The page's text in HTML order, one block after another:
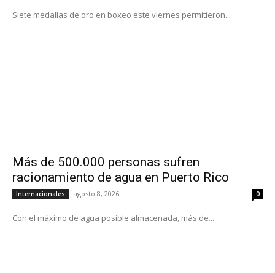
Siete medallas de oro en boxeo este viernes permitieron...
Más de 500.000 personas sufren
racionamiento de agua en Puerto Rico
Internacionales agosto 8, 2026 0
Con el máximo de agua posible almacenada, más de...